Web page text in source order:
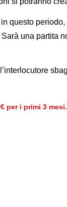
questo
una partita
per i primi 3